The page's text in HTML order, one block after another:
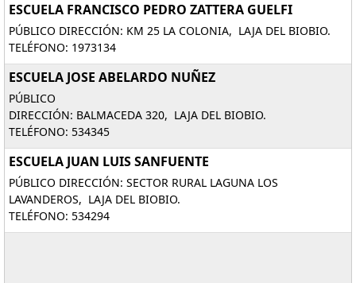
ESCUELA FRANCISCO PEDRO ZATTERA GUELFI
PÚBLICO DIRECCIÓN: KM 25 LA COLONIA, LAJA DEL BIOBIO.
TELÉFONO: 1973134
ESCUELA JOSE ABELARDO NUÑEZ
PÚBLICO
DIRECCIÓN: BALMACEDA 320, LAJA DEL BIOBIO.
TELÉFONO: 534345
ESCUELA JUAN LUIS SANFUENTE
PÚBLICO DIRECCIÓN: SECTOR RURAL LAGUNA LOS
LAVANDEROS, LAJA DEL BIOBIO.
TELÉFONO: 534294